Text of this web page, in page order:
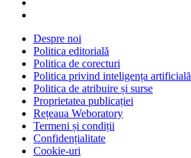
Despre noi
Politica editorială
Politica de corecturi
Politica privind inteligența artificială
Politica de atribuire și surse
Proprietatea publicației
Rețeaua Weboratory
Termeni și condiții
Confidențialitate
Cookie-uri